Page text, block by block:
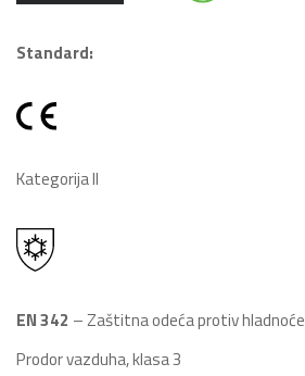
Standard:
Kategorija II
EN 342 – Zaštitna odeća protiv hladnoće
Prodor vazduha, klasa 3